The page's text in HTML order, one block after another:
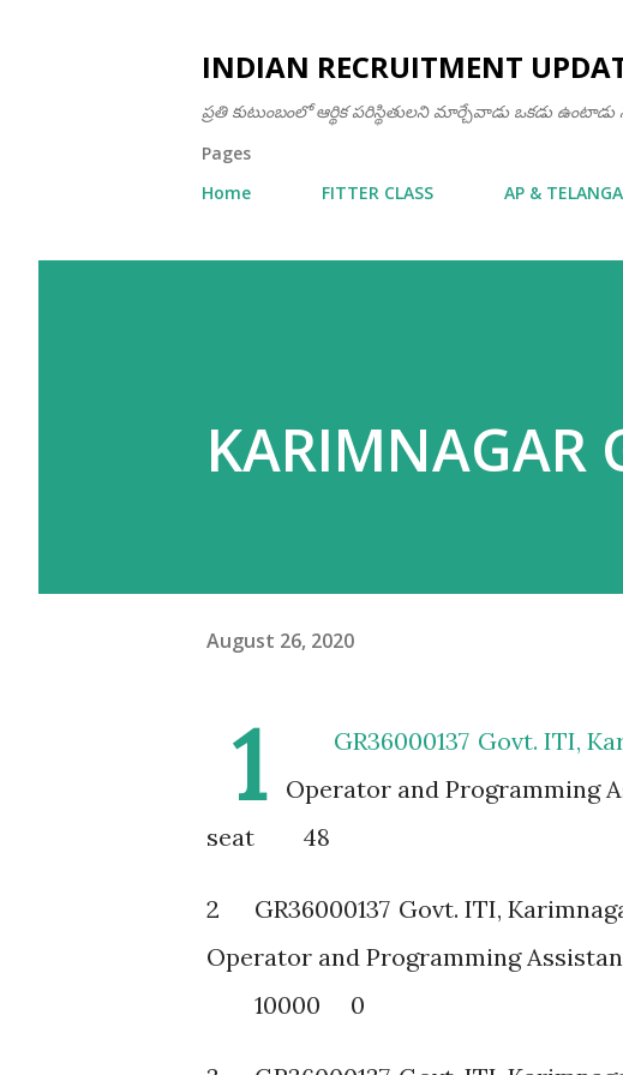
INDIAN RECRUITMENT
ప్రతి కుటుంబంలో ఆర్థిక పరిస్థితులని మార్చేవాడు ఒకడు
Pages
Home
FITTER CLASS AP &
KARIMNAGAR
August 26, 2020
1 GR36000137 Govt. ITI,
Operator and Programming
seat
48
2 GR36000137 Govt. ITI,
Operator and Programming
10000
0